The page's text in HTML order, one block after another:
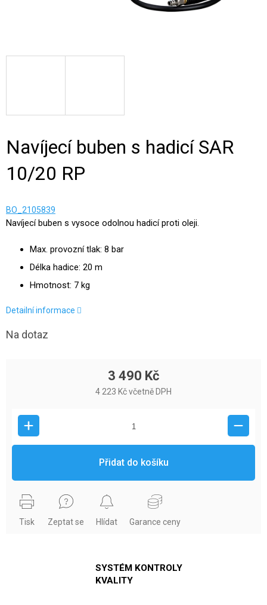
Navíjecí buben s hadicí SAR
10/20 RP
BO_2105839
Navíjecí buben s vysoce odolnou hadicí proti oleji.
Max. provozní tlak: 8 bar
Délka hadice: 20 m
Hmotnost: 7 kg
Detailní informace
Na dotaz
3 490 Kč
4 223 Kč včetně DPH
Přidat do košíku
Tisk Zeptat se Hlídat Garance ceny
SYSTÉM KONTROLY
KVALITY